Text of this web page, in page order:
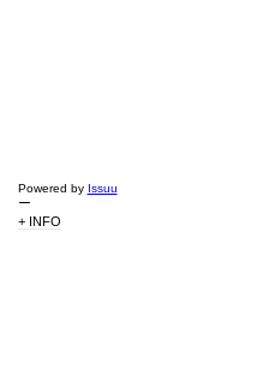
Powered by Issuu
+ INFO